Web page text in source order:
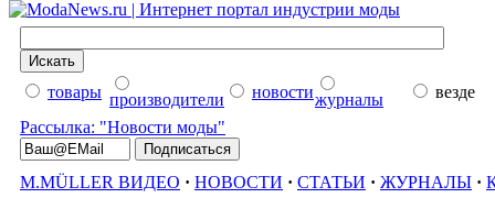
товары производители новостижурналы
везде
Рассылка: "Новости моды"
M.MÜLLER ВИДЕО · НОВОСТИ · СТАТЬИ · ЖУРНАЛЫ ·